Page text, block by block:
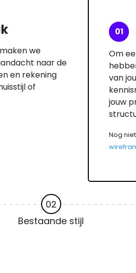
we
naar de
en rekening
of
01
Om
van
jouw
Nog
02
Bestaande stijl